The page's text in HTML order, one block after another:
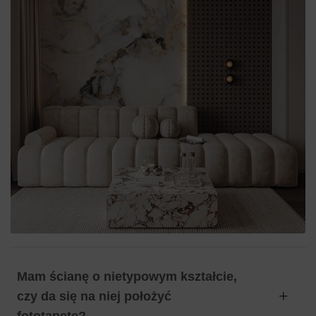
Mam ścianę o nietypowym kształcie,
czy da się na niej położyć